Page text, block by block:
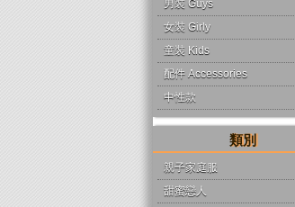
男裝 Guys
女裝 Girly
童裝 Kids
配件 Accessories
中性款
類別
親子家庭服
甜蜜戀人